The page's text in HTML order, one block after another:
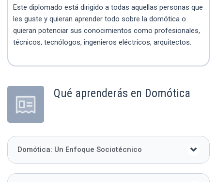
Este diplomado está dirigido a todas aquellas personas que
les guste y quieran aprender todo sobre la domótica o
quieran potenciar sus conocimientos como profesionales,
técnicos, tecnólogos, ingenieros eléctricos, arquitectos.
Qué aprenderás en Domótica
Domótica: Un Enfoque Sociotécnico